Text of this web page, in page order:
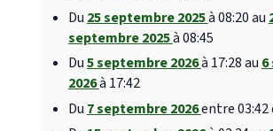
Du 25 septembre 2025à 08:20 au
septembre 2025à 08:45
Du5 septembre 2026à 17:28 au
2026à 17:42
Du 7 septembre 2026entre 03:42